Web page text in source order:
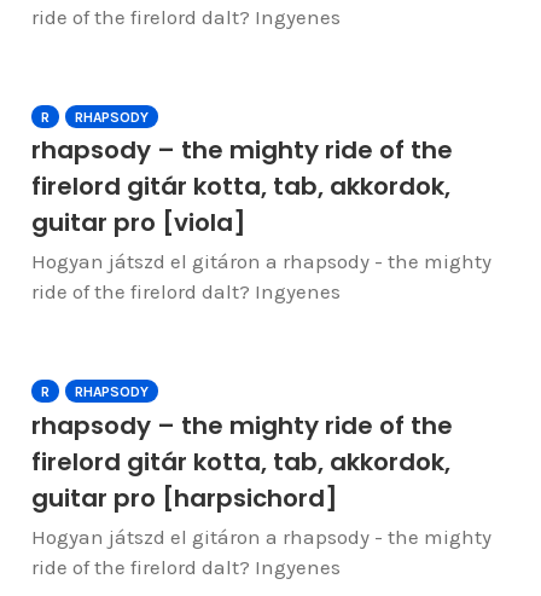
ride of the firelord dalt? Ingyenes
R RHAPSODY
rhapsody – the mighty ride of the
firelord gitár kotta, tab, akkordok,
guitar pro [viola]
Hogyan játszd el gitáron a rhapsody - the mighty
ride of the firelord dalt? Ingyenes
R RHAPSODY
rhapsody – the mighty ride of the
firelord gitár kotta, tab, akkordok,
guitar pro [harpsichord]
Hogyan játszd el gitáron a rhapsody - the mighty
ride of the firelord dalt? Ingyenes